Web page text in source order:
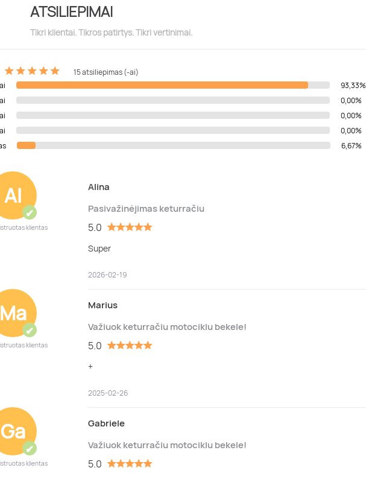
ATSILIEPIMAI
Tikri klientai. Tikros patirtys. Tikri vertinimai.
15 atsiliepimas (-ai)
93,33%
0,00%
0,00%
0,00%
6,67%
Al
✔
klientas
Alina
Pasivažinėjimas keturračiu
5.0
Super
2026-02-19
Ma
✔
klientas
Marius
Važiuok keturračiu motociklu bekele!
5.0
+
2025-02-26
Ga
✔
klientas
Gabriele
Važiuok keturračiu motociklu bekele!
5.0